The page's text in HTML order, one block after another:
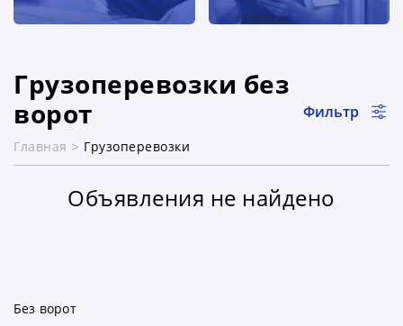
Грузоперевозки без
ворот
Главная Грузоперевозки
Фильтр
раздел каталога
Объявления не найдено
Без ворот